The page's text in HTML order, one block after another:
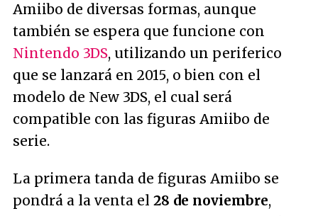
Amiibo de diversas formas, aunque
también se espera que funcione con
Nintendo 3DS, utilizando un periferico
que se lanzará en 2015, o bien con el
modelo de New 3DS, el cual será
compatible con las figuras Amiibo de
serie.
La primera tanda de figuras Amiibo se
pondrá a la venta el 28 de noviembre,